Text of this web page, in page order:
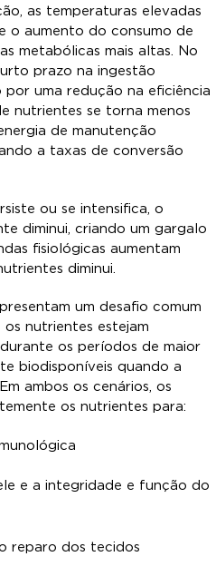
as temperaturas elevadas
o aumento do consumo de
metabólicas mais altas. No
prazo na ingestão
uma redução na eficiência
nutrientes se torna menos
de manutenção
a taxas de conversão
ou se intensifica, o
diminui, criando um gargalo
fisiológicas aumentam
diminui.
um desafio comum
nutrientes estejam
os períodos de maior
biodisponíveis quando a
ambos os cenários, os
os nutrientes para:
e a integridade e função do
reparo dos tecidos